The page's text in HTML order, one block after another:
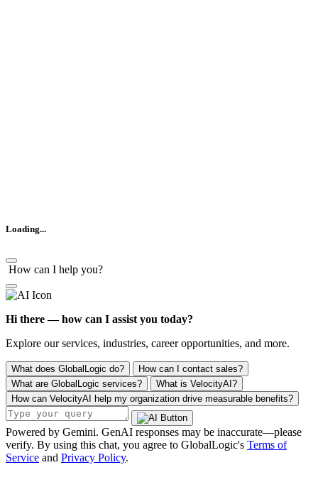
Loading...
How can I help you?
Hi there — how can I assist you today?
Explore our services, industries, career opportunities, and more.
What does GlobalLogic do?
How can I contact sales?
What are GlobalLogic services?
What is VelocityAI?
How can VelocityAI help my organization drive measurable benefits?
Powered by Gemini. GenAI responses may be inaccurate—please
verify. By using this chat, you agree to GlobalLogic's Terms of
Service and Privacy Policy.